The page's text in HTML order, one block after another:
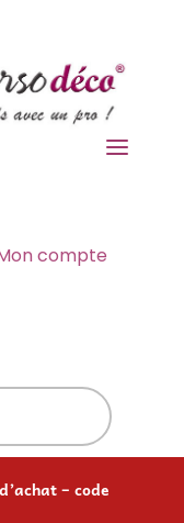
a
compte
– code